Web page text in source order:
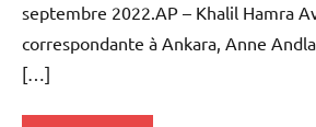
septembre 2022.AP – Khalil Hamra
correspondante à Ankara, Anne
[…]